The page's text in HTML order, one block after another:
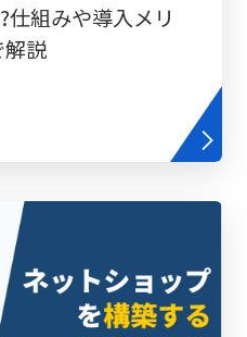
仕組みや導入メリ
解説